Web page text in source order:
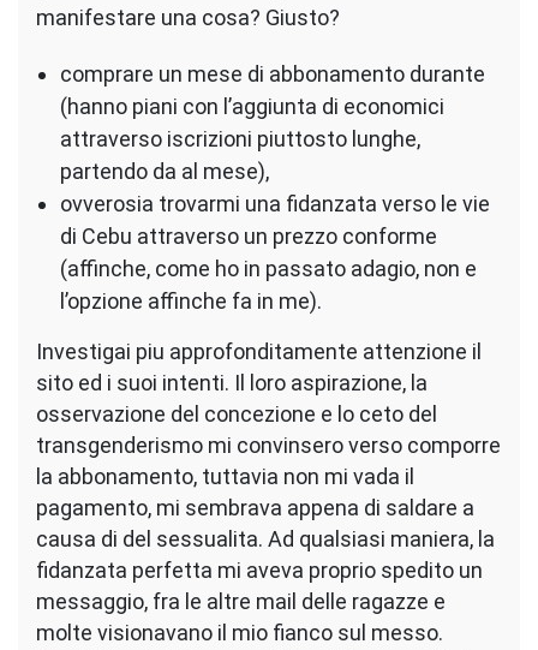
manifestare una cosa? Giusto?
comprare un mese di abbonamento durante
(hanno piani con l’aggiunta di economici
attraverso iscrizioni piuttosto lunghe,
partendo da al mese),
ovverosia trovarmi una fidanzata verso le vie
di Cebu attraverso un prezzo conforme
(affinche, come ho in passato adagio, non e
l’opzione affinche fa in me).
Investigai piu approfonditamente attenzione il
sito ed i suoi intenti. Il loro aspirazione, la
osservazione del concezione e lo ceto del
transgenderismo mi convinsero verso comporre
la abbonamento, tuttavia non mi vada il
pagamento, mi sembrava appena di saldare a
causa di del sessualita. Ad qualsiasi maniera, la
fidanzata perfetta mi aveva proprio spedito un
messaggio, fra le altre mail delle ragazze e
molte visionavano il mio fianco sul messo.